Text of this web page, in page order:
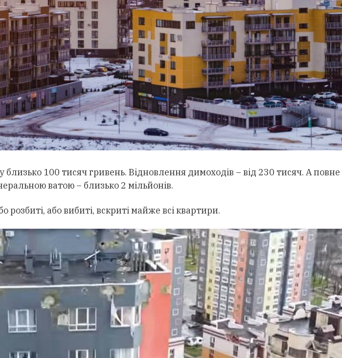
100 тисяч гривень. Відновлення димоходів – від 230 тисяч. А
ватою – близько 2 мільйонів.
або вибиті, вскриті майже всі квартири.